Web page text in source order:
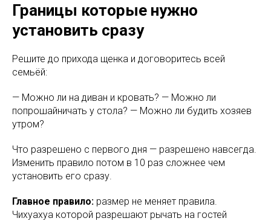
Границы которые нужно
установить сразу
Решите до прихода щенка и договоритесь всей
семьёй:
— Можно ли на диван и кровать? — Можно ли
попрошайничать у стола? — Можно ли будить хозяев
утром?
Что разрешено с первого дня — разрешено навсегда.
Изменить правило потом в 10 раз сложнее чем
установить его сразу.
Главное правило: размер не меняет правила.
Чихуахуа которой разрешают рычать на гостей